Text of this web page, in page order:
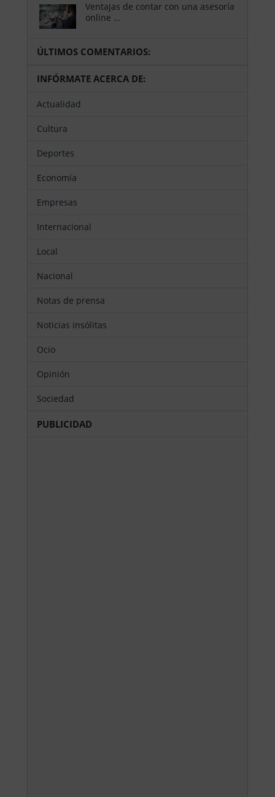
Ventajas de contar con una asesoría
online …
ÚLTIMOS COMENTARIOS:
INFÓRMATE ACERCA DE:
Actualidad
Cultura
Deportes
Economía
Empresas
Internacional
Local
Nacional
Notas de prensa
Noticias insólitas
Ocio
Opinión
Sociedad
PUBLICIDAD